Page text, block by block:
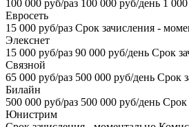
100 000 руб/раз 100 000 руб/день 1
Евросеть
15 000 руб/раз Срок зачисления -
Элекснет
15 000 руб/раз 90 000 руб/день Срок
Связной
65 000 руб/раз 500 000 руб/день Срок
Билайн
500 000 руб/раз 500 000 руб/день
Юнистрим